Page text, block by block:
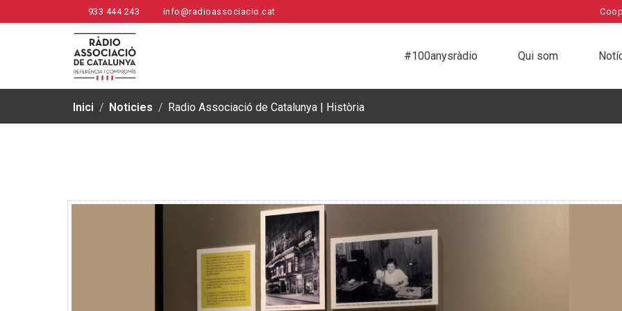
933 444 243 info@radioassociacio.cat
#100anysràdio Qui som
Inici / Noticies / Radio Associació de Catalunya | Història